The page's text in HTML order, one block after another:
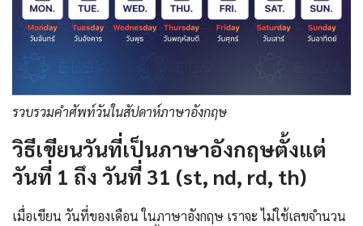
รวบรวมคำศัพท์วันในสัปดาห์ภาษาอังกฤษ
วิธีเขียนวันที่เป็นภาษาอังกฤษตั้งแต่
วันที่ 1 ถึง วันที่ 31 (st, nd, rd, th)
เมื่อเขียน วันที่ของเดือน ในภาษาอังกฤษ เราจะ ไม่ใช้เลขจำนวน